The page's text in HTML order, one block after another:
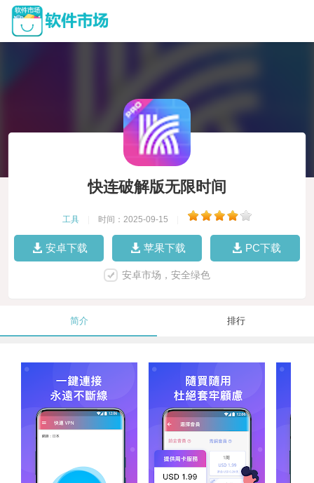
快连破解版无限时间
工具 时间：2025-09-15
安卓下载 苹果下载 PC下载
安卓市场，安全绿色
简介 排行